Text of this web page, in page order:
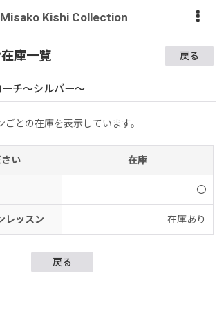
Misako Kishi Collection
庫一覧 戻る
チ〜シルバー〜
との在庫を表示しています。
い 在庫
〇
レッスン 在庫あり
戻る